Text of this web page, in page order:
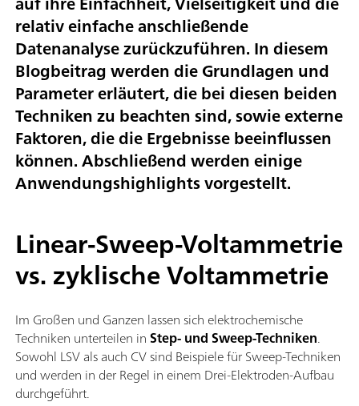
relativ einfache anschließende
Datenanalyse zurückzuführen. In diesem
Blogbeitrag werden die Grundlagen und
Parameter erläutert, die bei diesen beiden
Techniken zu beachten sind, sowie externe
Faktoren, die die Ergebnisse beeinflussen
können. Abschließend werden einige
Anwendungshighlights vorgestellt.
Linear-Sweep-Voltammetrie
vs. zyklische Voltammetrie
Im Großen und Ganzen lassen sich elektrochemische
Techniken unterteilen inStep- und Sweep-Techniken.
Sowohl LSV als auch CV sind Beispiele für Sweep-Techniken
und werden in der Regel in einem Drei-Elektroden-Aufbau
durchgeführt.